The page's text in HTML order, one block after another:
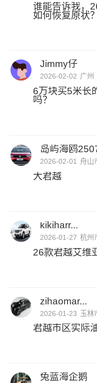
谁能告诉我，
如何恢复原状
Jimmy仔
2026-02-02 广州
6万块买5米长
吗？
岛屿海鸥
2026-02-01 舟山
大君越
kikiharr...
2026-01-27 杭州
26款君越艾维
zihaomar...
2026-01-23 玉林
君越市区实际
兔蓝海企鹅